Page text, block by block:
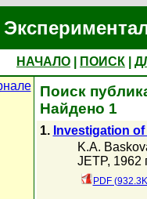
НАЧАЛО ПОИСК
Поиск
Найдено 1
1. Investigation
K.A.
JETP, 1962
PDF